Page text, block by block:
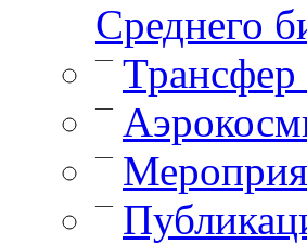
Среднего
—
—
—
—